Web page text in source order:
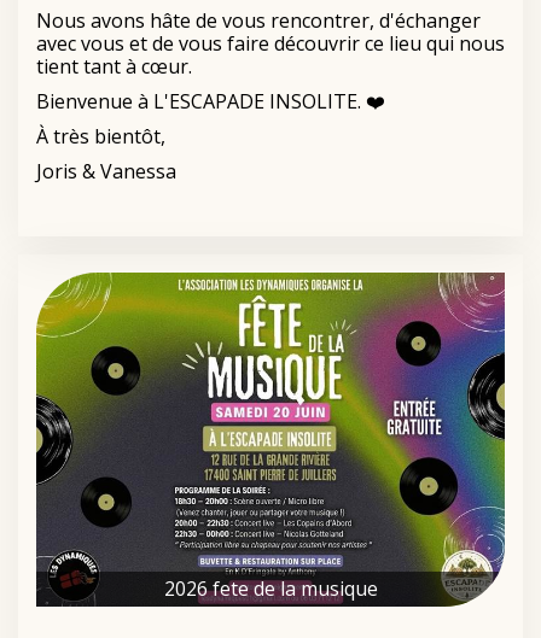
Nous avons hâte de vous rencontrer, d'échanger
avec vous et de vous faire découvrir ce lieu qui nous
tient tant à cœur.
Bienvenue à L'ESCAPADE INSOLITE. ❤️
À très bientôt,
Joris & Vanessa
2026 fete de la musique